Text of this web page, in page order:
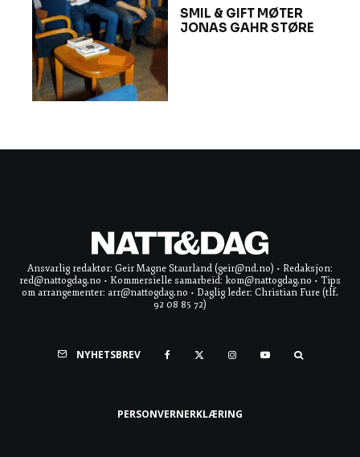
SMIL & GIFT MØTER
JONAS GAHR STØRE
Ansvarlig redaktør: Geir Magne Staurland (geir@nd.no) • Redaksjon:
red@nattogdag.no • Kommersielle samarbeid: kom@nattogdag.no • Tips
om arrangementer: arr@nattogdag.no • Daglig leder: Christian Fure (tlf.
92 08 85 72)
NYHETSBREV
PERSONVERNERKLÆRING